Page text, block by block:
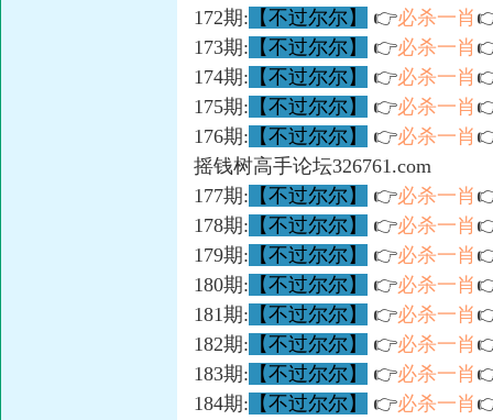
172期: 【不过尔尔】 👉必杀一肖
173期: 【不过尔尔】 👉必杀一肖
174期: 【不过尔尔】 👉必杀一肖
175期: 【不过尔尔】 👉必杀一肖
176期: 【不过尔尔】 👉必杀一肖
摇钱树高手论坛326761.com
177期: 【不过尔尔】 👉必杀一肖
178期: 【不过尔尔】 👉必杀一肖
179期: 【不过尔尔】 👉必杀一肖
180期: 【不过尔尔】 👉必杀一肖
181期: 【不过尔尔】 👉必杀一肖
182期: 【不过尔尔】 👉必杀一肖
183期: 【不过尔尔】 👉必杀一肖
184期: 【不过尔尔】 👉必杀一肖